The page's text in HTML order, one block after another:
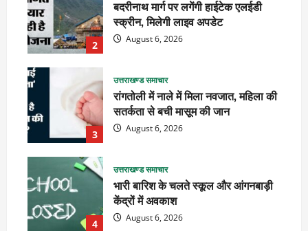
2
बदरीनाथ मार्ग पर लगेंगी हाईटेक एलईडी
स्क्रीन, मिलेगी लाइव अपडेट
August 6, 2026
3
उत्तराखण्ड समाचार
रांगतोली में नाले में मिला नवजात, महिला की
सतर्कता से बची मासूम की जान
August 6, 2026
4
उत्तराखण्ड समाचार
भारी बारिश के चलते स्कूल और आंगनबाड़ी
केंद्रों में अवकाश
August 6, 2026